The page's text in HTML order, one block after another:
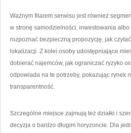
Ważnym filarem serwisu jest również
w stronę samodzielności, inwestowania
rozpoznać bezpieczną propozycję, jak
lokalizacji. Z kolei osoby udostępniające
dobierać najemców, jak ograniczać ryzyko
odpowiada na te potrzeby, pokazując rynek
transparentność.
Szczególne miejsce zajmują też działki i
decyzja o bardzo długim horyzoncie. Dla